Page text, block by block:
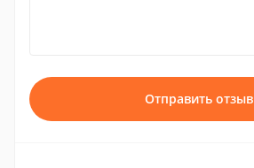
Отправить отзыв